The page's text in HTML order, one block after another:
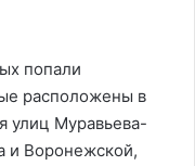
попали
расположены в
улиц Муравьева-
и Воронежской,